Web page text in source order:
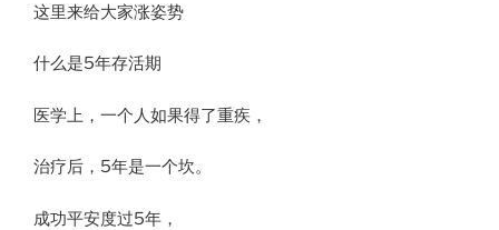
这里来给大家涨姿势
什么是5年存活期​
医学上，一个人如果得了重疾，
治疗后，5年是一个坎。
成功平安度过5年，